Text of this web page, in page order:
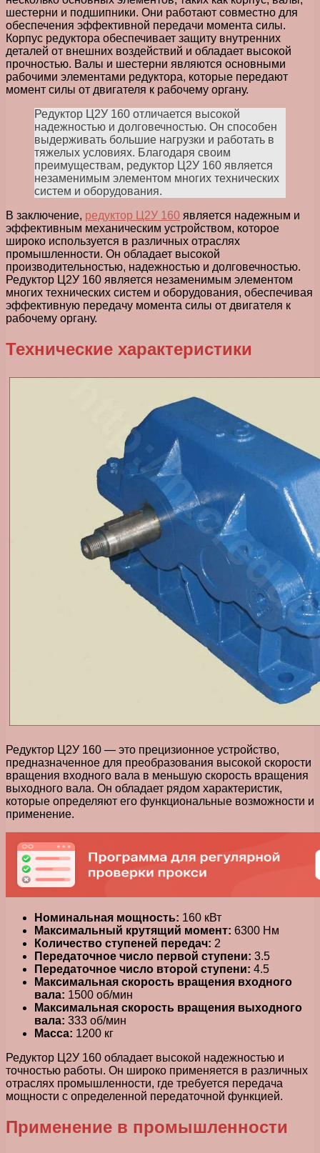
шестерни и подшипники. Они работают совместно для
обеспечения эффективной передачи момента силы.
Корпус редуктора обеспечивает защиту внутренних
деталей от внешних воздействий и обладает высокой
прочностью. Валы и шестерни являются основными
рабочими элементами редуктора, которые передают
момент силы от двигателя к рабочему органу.
Редуктор Ц2У 160 отличается высокой
надежностью и долговечностью. Он способен
выдерживать большие нагрузки и работать в
тяжелых условиях. Благодаря своим
преимуществам, редуктор Ц2У 160 является
незаменимым элементом многих технических
систем и оборудования.
В заключение, редуктор Ц2У 160 является надежным и
эффективным механическим устройством, которое
широко используется в различных отраслях
промышленности. Он обладает высокой
производительностью, надежностью и долговечностью.
Редуктор Ц2У 160 является незаменимым элементом
многих технических систем и оборудования, обеспечивая
эффективную передачу момента силы от двигателя к
рабочему органу.
Технические характеристики
Редуктор Ц2У 160 — это прецизионное устройство,
предназначенное для преобразования высокой скорости
вращения входного вала в меньшую скорость вращения
выходного вала. Он обладает рядом характеристик,
которые определяют его функциональные возможности и
применение.
Номинальная мощность: 160 кВт
Максимальный крутящий момент: 6300 Нм
Количество ступеней передач: 2
Передаточное число первой ступени: 3.5
Передаточное число второй ступени: 4.5
Максимальная скорость вращения входного
вала: 1500 об/мин
Максимальная скорость вращения выходного
вала: 333 об/мин
Масса: 1200 кг
Редуктор Ц2У 160 обладает высокой надежностью и
точностью работы. Он широко применяется в различных
отраслях промышленности, где требуется передача
мощности с определенной передаточной функцией.
Применение в промышленности